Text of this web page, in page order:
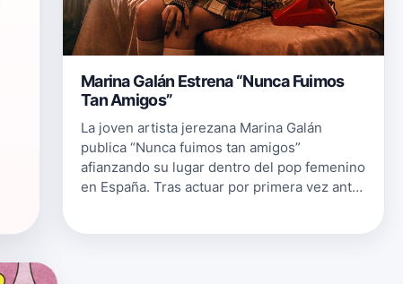
Marina Galán Estrena “Nunca Fuimos
Tan Amigos”
La joven artista jerezana Marina Galán
publica “Nunca fuimos tan amigos”
afianzando su lugar dentro del pop femenino
en España. Tras actuar por primera vez ante